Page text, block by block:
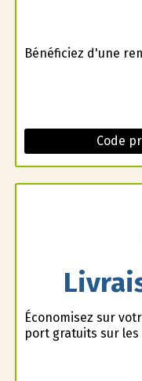
Bénéficiez d'une
Code
Économisez sur
port gratuits sur les